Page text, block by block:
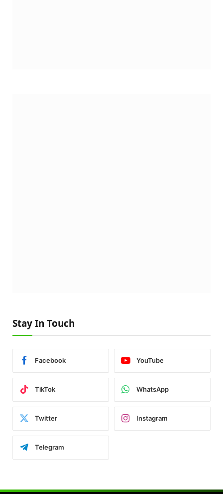
Stay In Touch
Facebook YouTube
TikTok WhatsApp
Twitter Instagram
Telegram